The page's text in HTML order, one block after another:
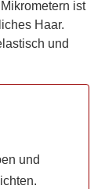
ist
Haar.
und
und